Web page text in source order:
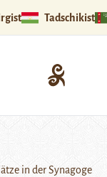
Tadschikistan
in der Synagoge